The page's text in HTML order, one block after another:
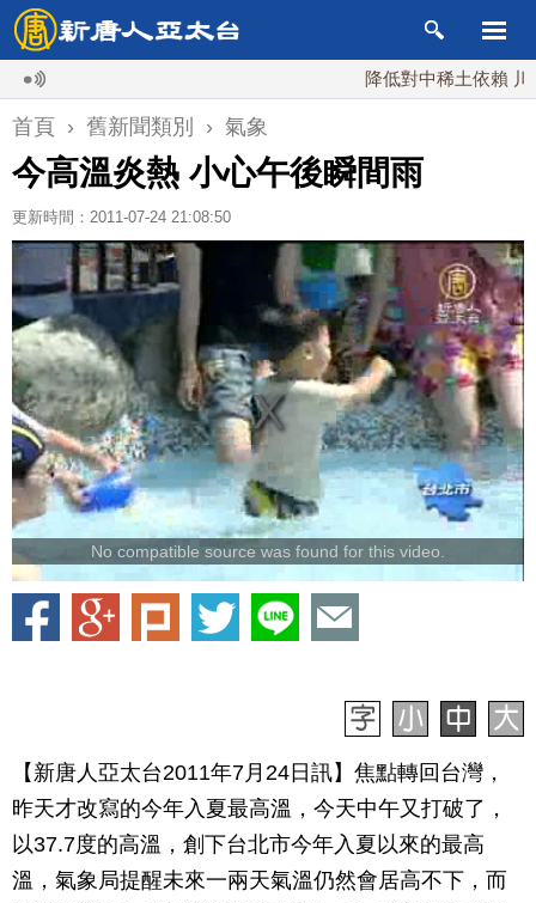
降低對中稀土依賴 川普
首頁 › 舊新聞類別 › 氣象
今高溫炎熱 小心午後瞬間雨
更新時間：2011-07-24 21:08:50
No compatible source was found for this video.
【新唐人亞太台2011年7月24日訊】焦點轉回台灣，
昨天才改寫的今年入夏最高溫，今天中午又打破了，
以37.7度的高溫，創下台北市今年入夏以來的最高
溫，氣象局提醒未來一兩天氣溫仍然會居高不下，而